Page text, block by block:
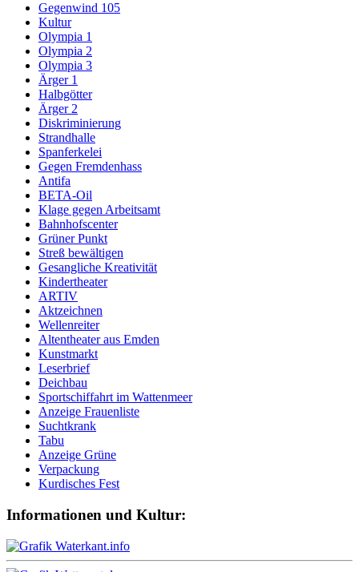
Gegenwind 105
Kultur
Olympia 1
Olympia 2
Olympia 3
Ärger 1
Halbgötter
Ärger 2
Diskriminierung
Strandhalle
Spanferkelei
Gegen Fremdenhass
Antifa
BETA-Oil
Klage gegen Arbeitsamt
Bahnhofscenter
Grüner Punkt
Streß bewältigen
Gesangliche Kreativität
Kindertheater
ARTIV
Aktzeichnen
Wellenreiter
Altentheater aus Emden
Kunstmarkt
Leserbrief
Deichbau
Sportschiffahrt im Wattenmeer
Anzeige Frauenliste
Suchtkrank
Tabu
Anzeige Grüne
Verpackung
Kurdisches Fest
Informationen und Kultur: